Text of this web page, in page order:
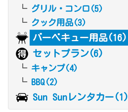
グリル・コンロ(5)
クック用品(3)
バーベキュー用品(16)
セットプラン(6)
キャンプ(4)
BBQ(2)
Sun Sunレンタカー(1)